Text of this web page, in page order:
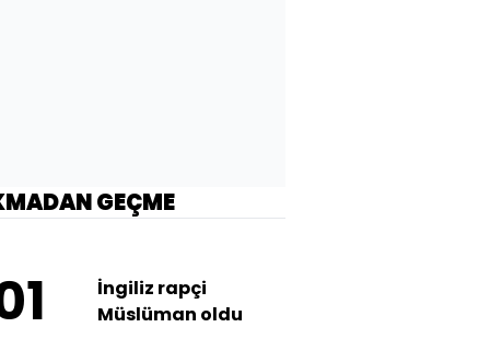
GEÇME
İngiliz rapçi
Müslüman oldu